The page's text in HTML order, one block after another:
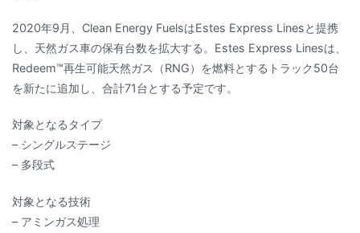
2020年9月、Clean Energy FuelsはEstes Express Linesと提携
し、天然ガス車の保有台数を拡大する。Estes Express Linesは、
Redeem™再生可能天然ガス（RNG）を燃料とするトラック50台
を新たに追加し、合計71台とする予定です。
対象となるタイプ
– シングルステージ
– 多段式
対象となる技術
– アミンガス処理